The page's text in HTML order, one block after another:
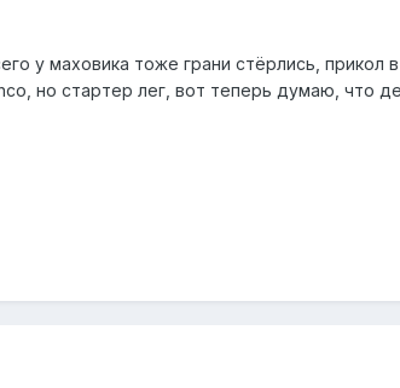
у маховика тоже грани стёрлись,
но стартер лег, вот теперь думаю, что